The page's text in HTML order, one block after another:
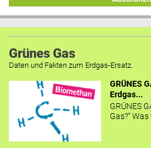
Grünes Gas
Daten und Fakten zum Erdgas-Ersatz.
GRÜNES
Erdgas...
GRÜNES
Gas?“